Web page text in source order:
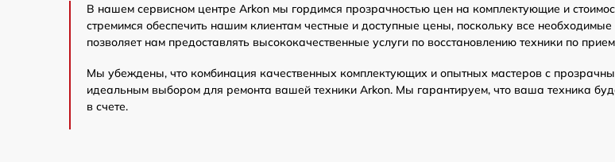
Прошивка (Обновление ПО) от 70
Калибровка и настройка
В нашем сервисном центре Arkon мы гордимся прозрачностью цен на комплектующие и
стремимся обеспечить нашим клиентам честные и доступные цены, поскольку все
позволяет нам предоставлять высококачественные услуги по восстановлению техники по
Мы убеждены, что комбинация качественных комплектующих и опытных мастеров с
идеальным выбором для ремонта вашей техники Arkon. Мы гарантируем, что ваша техника
в счете.